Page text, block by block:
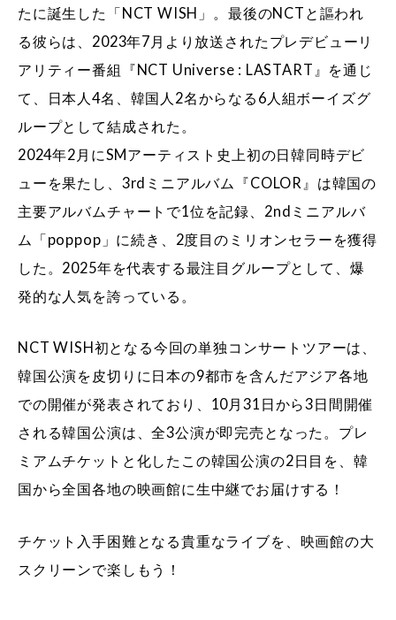
たに誕生した「NCT WISH」。最後のNCTと謳われ
る彼らは、2023年7月より放送されたプレデビューリ
アリティー番組『NCT Universe : LASTART』を通じ
て、日本人4名、韓国人2名からなる6人組ボーイズグ
ループとして結成された。
2024年2月にSMアーティスト史上初の日韓同時デビ
ューを果たし、3rdミニアルバム『COLOR』は韓国の
主要アルバムチャートで1位を記録、2ndミニアルバ
ム「poppop」に続き、2度目のミリオンセラーを獲得
した。2025年を代表する最注目グループとして、爆
発的な人気を誇っている。
NCT WISH初となる今回の単独コンサートツアーは、
韓国公演を皮切りに日本の9都市を含んだアジア各地
での開催が発表されており、10月31日から3日間開催
される韓国公演は、全3公演が即完売となった。プレ
ミアムチケットと化したこの韓国公演の2日目を、韓
国から全国各地の映画館に生中継でお届けする！
チケット入手困難となる貴重なライブを、映画館の大
スクリーンで楽しもう！